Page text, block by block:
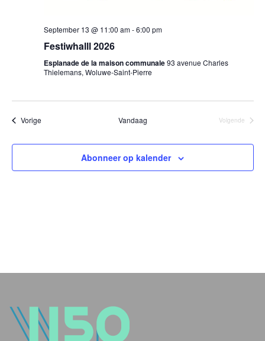
September 13 @ 11:00 am-6:00 pm
Festiwhalll 2026
Esplanade de la maison communale93 avenue Charles
Thielemans, Woluwe-Saint-Pierre
VorigeEvenementen Vandaag
Volgende
Abonneer op kalender